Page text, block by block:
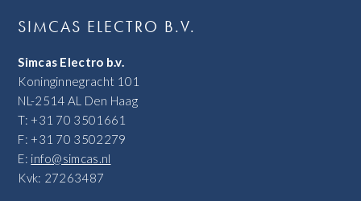
SIMCAS ELECTRO B.V.
Simcas Electro b.v.
Koninginnegracht 101
NL-2514 AL Den Haag
T: +31 70 3501661
F: +31 70 3502279
E: info@simcas.nl
Kvk: 27263487